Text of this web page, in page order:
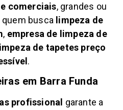
comerciais, grandes ou
quem busca limpeza de
, empresa de limpeza de
limpeza de tapetes preço
.
em Barra Funda
profissional garante a